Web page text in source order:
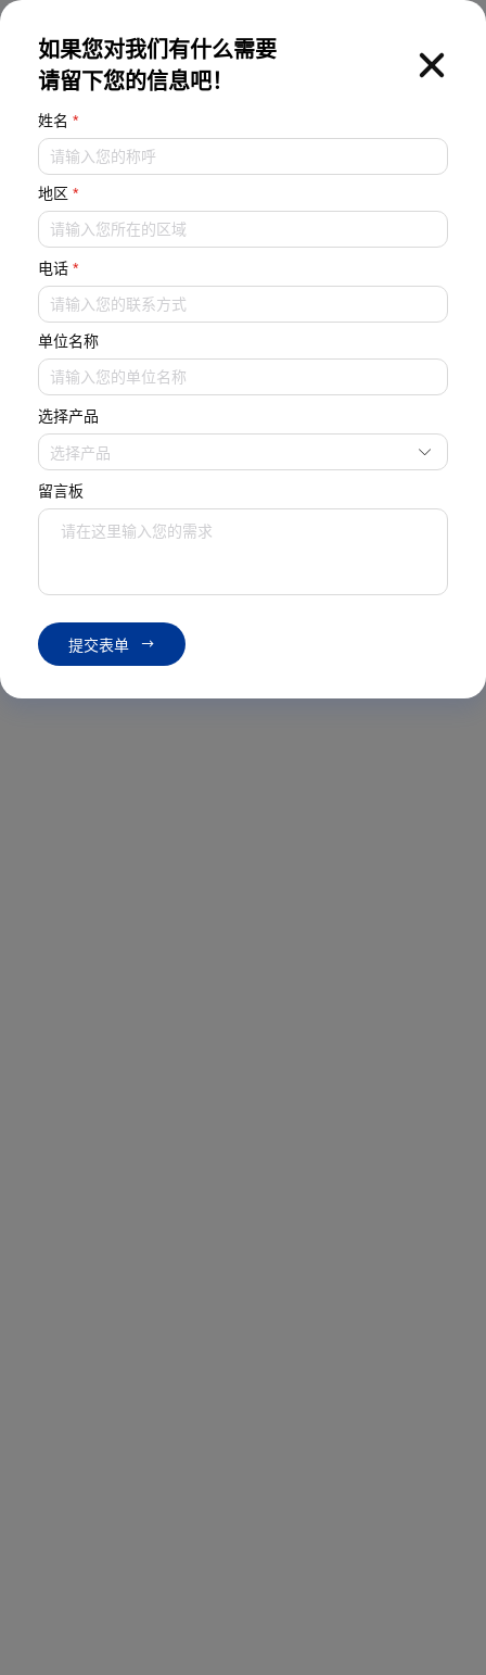
如果您对我们有什么需要
请留下您的信息吧！
姓名 *
地区 *
电话 *
单位名称
选择产品
选择产品
留言板
提交表单